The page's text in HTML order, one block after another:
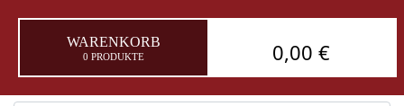
WARENKORB
0 PRODUKTE 0,00 €